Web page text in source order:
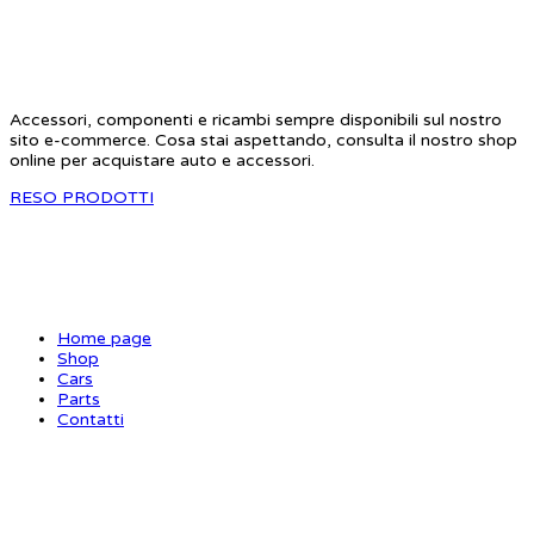
Accessori, componenti e ricambi sempre disponibili sul nostro
sito e-commerce. Cosa stai aspettando, consulta il nostro shop
online per acquistare auto e accessori.
RESO PRODOTTI
Home page
Shop
Cars
Parts
Contatti